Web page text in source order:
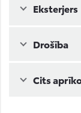
Eksterjers
Drošība
Cits